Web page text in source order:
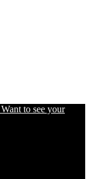
to see your